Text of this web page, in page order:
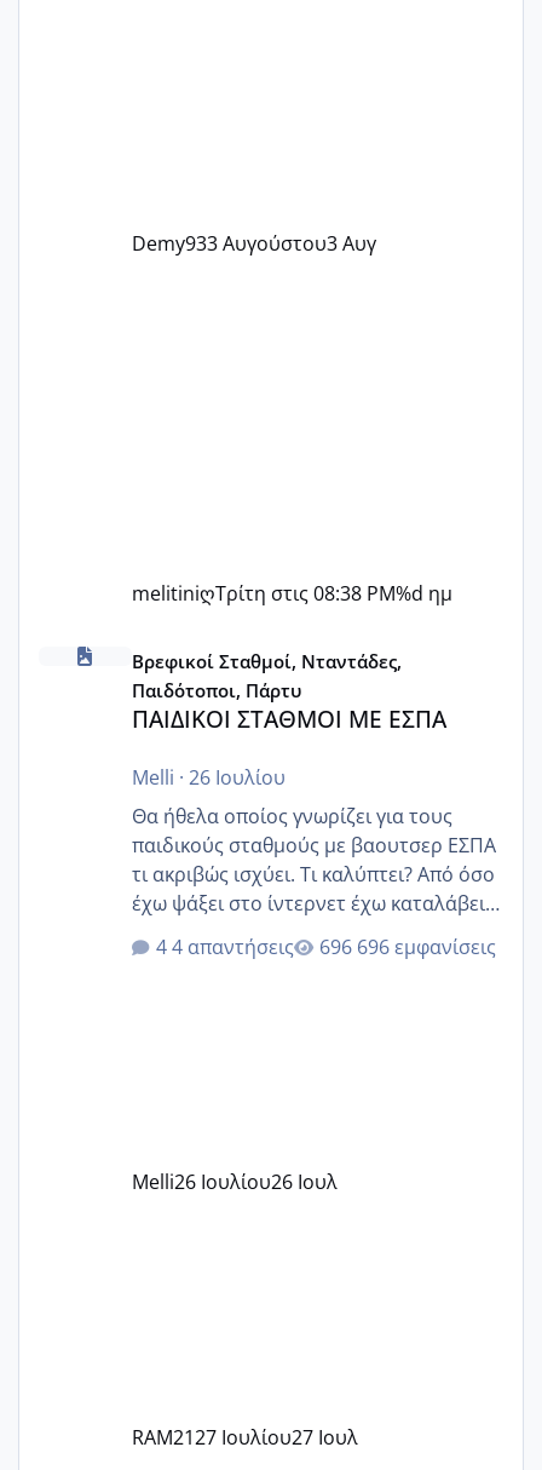
Demy933 Αυγούστου3 Αυγ
melitiniღΤρίτη στις 08:38 PM%d ημ
ΠΑΙΔΙΚΟΙ ΣΤΑΘΜΟΙ ΜΕ ΕΣΠΑ
Βρεφικοί Σταθμοί, Νταντάδες,
Παιδότοποι, Πάρτυ
ΠΑΙΔΙΚΟΙ ΣΤΑΘΜΟΙ ΜΕ ΕΣΠΑ
Melli · 26 Ιουλίου
Θα ήθελα οποίος γνωρίζει για τους
παιδικούς σταθμούς με βαουτσερ ΕΣΠΑ
τι ακριβώς ισχύει. Τι καλύπτει? Από όσο
έχω ψάξει στο ίντερνετ έχω καταλάβει
ότι το βαουτσερ καλύπτει όλα τα
δίδακτρα και τα τροφεια του ιδιωτικού
Εγώ πήγα σε έναν ιδιωτικό παιδικό στ
4 απαντήσεις 696 εμφανίσεις
Melli26 Ιουλίου26 Ιουλ
RAM2127 Ιουλίου27 Ιουλ